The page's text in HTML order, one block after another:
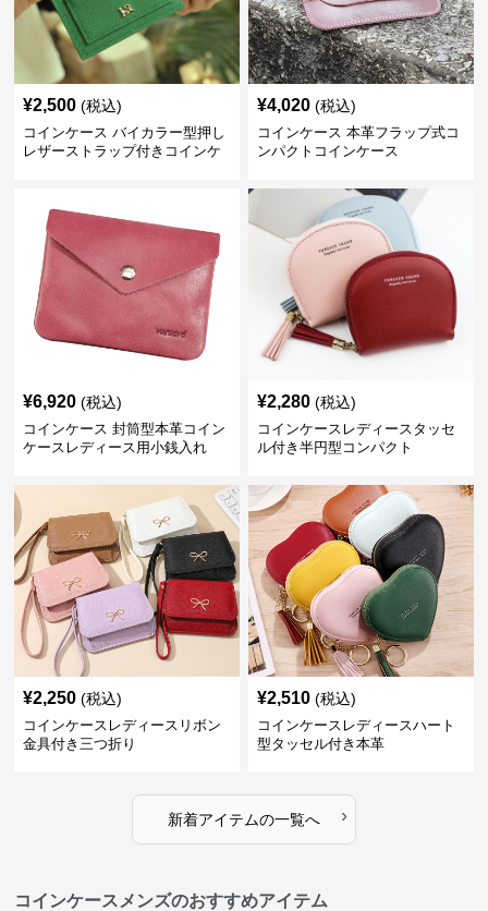
¥2,500 (税込)
コインケース バイカラー型押し
レザーストラップ付きコインケ
¥4,020 (税込)
コインケース 本革フラップ式コ
ンパクトコインケース
¥6,920 (税込)
コインケース 封筒型本革コイン
ケースレディース用小銭入れ
¥2,280 (税込)
コインケースレディースタッセ
ル付き半円型コンパクト
¥2,250 (税込)
コインケースレディースリボン
金具付き三つ折り
¥2,510 (税込)
コインケースレディースハート
型タッセル付き本革
新着アイテムの一覧へ ›
コインケースメンズのおすすめアイテム